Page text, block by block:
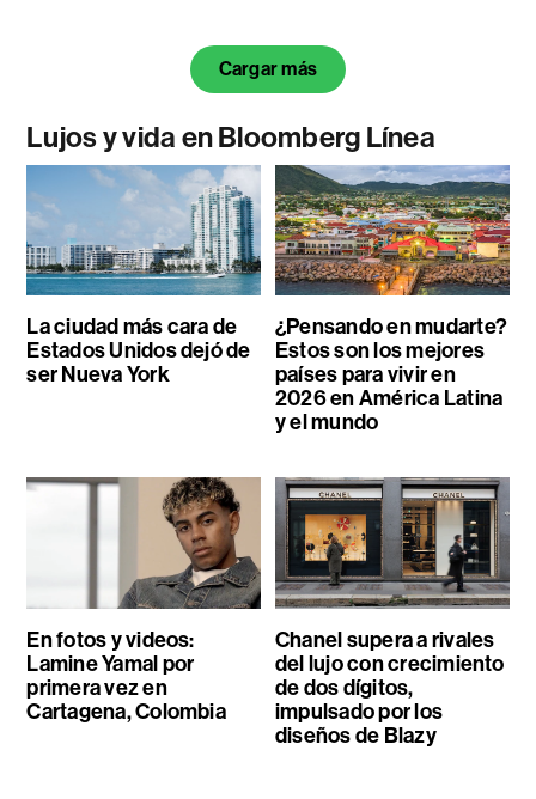
Cargar más
Lujos y vida en Bloomberg Línea
La ciudad más cara de
Estados Unidos dejó de
ser Nueva York
¿Pensando en mudarte?
Estos son los mejores
países para vivir en
2026 en América Latina
y el mundo
En fotos y videos:
Lamine Yamal por
primera vez en
Cartagena, Colombia
Chanel supera a rivales
del lujo con crecimiento
de dos dígitos,
impulsado por los
diseños de Blazy